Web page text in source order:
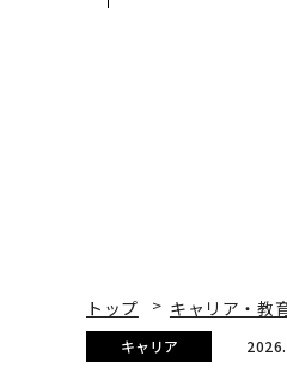
トップ キャリア・教
キャリア